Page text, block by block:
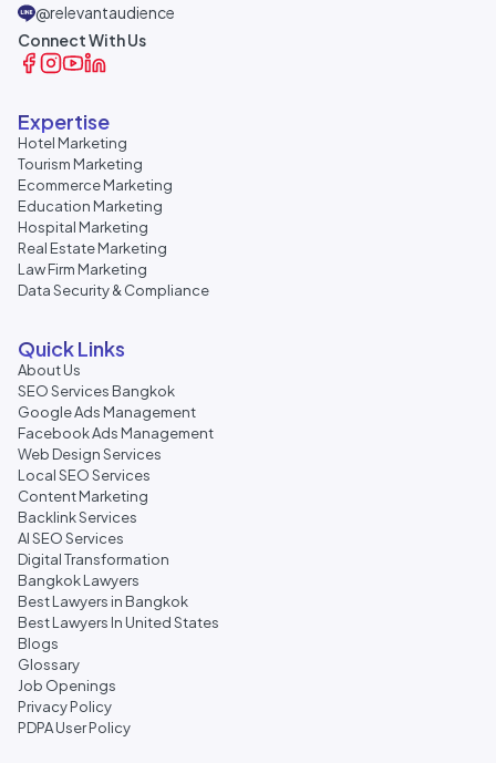
@relevantaudience
Connect With Us
Expertise
Hotel Marketing
Tourism Marketing
Ecommerce Marketing
Education Marketing
Hospital Marketing
Real Estate Marketing
Law Firm Marketing
Data Security & Compliance
Quick Links
About Us
SEO Services Bangkok
Google Ads Management
Facebook Ads Management
Web Design Services
Local SEO Services
Content Marketing
Backlink Services
AI SEO Services
Digital Transformation
Bangkok Lawyers
Best Lawyers in Bangkok
Best Lawyers In United States
Blogs
Glossary
Job Openings
Privacy Policy
PDPA User Policy